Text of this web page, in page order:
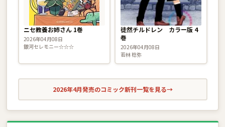
ニセ教養お姉さん 1巻
2026年04月08日
銀河セレモニー☆☆☆
徒然チルドレン カラー版 4
巻
2026年04月08日
若林 稔弥
2026年4月発売のコミック新刊一覧を見る→